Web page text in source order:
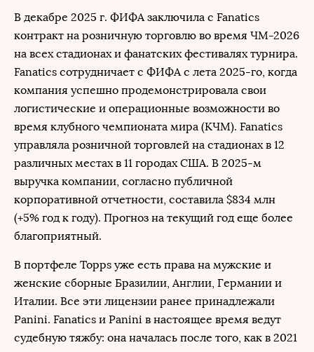
В декабре 2025 г. ФИФА заключила с Fanatics
контракт на розничную торговлю во время ЧМ-2026
на всех стадионах и фанатских фестивалях турнира.
Fanatics сотрудничает с ФИФА с лета 2025-го, когда
компания успешно продемонстрировала свои
логистические и операционные возможности во
время клубного чемпионата мира (КЧМ). Fanatics
управляла розничной торговлей на стадионах в 12
различных местах в 11 городах США. В 2025-м
выручка компании, согласно публичной
корпоративной отчетности, составила $834 млн
(+5% год к году). Прогноз на текущий год еще более
благоприятный.
В портфеле Topps уже есть права на мужские и
женские сборные Бразилии, Англии, Германии и
Италии. Все эти лицензии ранее принадлежали
Panini. Fanatics и Panini в настоящее время ведут
судебную тяжбу: она началась после того, как в 2021